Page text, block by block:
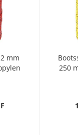
mm
250